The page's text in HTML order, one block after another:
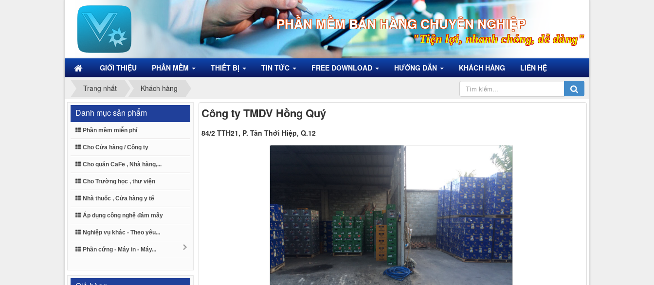
PHẦN MỀM BÁN HÀNG CHUYÊN NGHIỆP
"Tiện lợi, nhanh chóng, dễ dàng"
GIỚI THIỆU PHẦN MỀM THIẾT BỊ TIN TỨC FREE DOWNLOAD HƯỚNG DẪN KHÁCH HÀNG LIÊN HỆ
Trang nhất Khách hàng
Công ty TMDV Hồng Quý
84/2 TTH21, P. Tân Thới Hiệp, Q.12
Danh mục sản phẩm
Phần mềm miễn phí
Cho Cửa hàng / Công ty
Cho quán CaFe , Nhà hàng,...
Cho Trường học , thư viện
Nhà thuốc , Cửa hàng y tế
Áp dụng công nghệ đám mây
Nghiệp vụ khác - Theo yêu...
Phần cứng - Máy in - Máy...